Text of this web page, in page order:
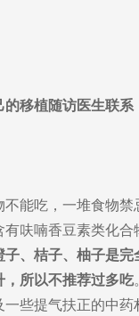
的移植随访医生联
能吃，一堆食物
有呋喃香豆素类化
子、桔子、柚子是完
，所以不推荐过多吃
些提气扶正的中